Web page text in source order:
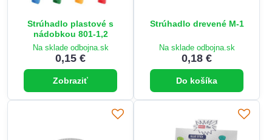
Strúhadlo plastové s
nádobkou 801-1,2
Na sklade odbojna.sk
0,15 €
Zobraziť
Strúhadlo drevené M-1
Na sklade odbojna.sk
0,18 €
Do košíka